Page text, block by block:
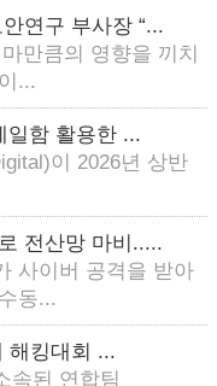
연구 부사장 “...
만큼의 영향을 끼치
...
일함 활용한 ...
이 2026년 상반
전산망 마비.....
사이버 공격을 받아
동...
해킹대회 ...
속된 연합팀